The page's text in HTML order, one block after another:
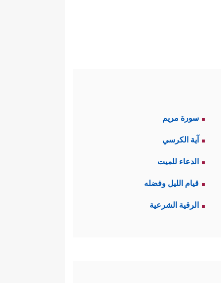
سورة مريم
آية الكرسي
الدعاء للميت
قيام الليل وفضله
الرقية الشرعية